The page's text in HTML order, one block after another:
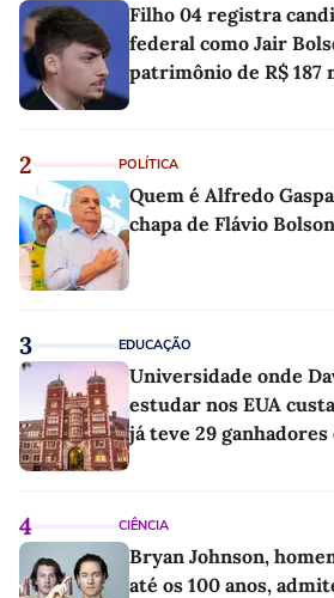
Filho 04 registra
federal como Jair
patrimônio de R$ 187
2 POLÍTICA
Quem é Alfredo
chapa de Flávio
3 EDUCAÇÃO
Universidade onde
estudar nos EUA
já teve 29
4 CIÊNCIA
Bryan Johnson,
até os 100 anos,